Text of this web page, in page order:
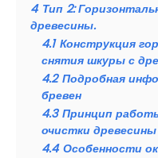
4 Тип 2:
древесины.
4.1 Конструкция
снятия шкуры с
4.2 Подробная
бревен
4.3 Принцип
очистки древесины
4.4 Особенности